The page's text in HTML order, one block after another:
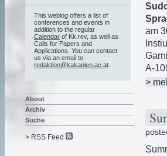
am
A-
>
This weblog offers a list of
conferences and events in
addition to the regular
Calendar of Kk.rev, as well as
Calls for Papers and
Applications. You can contact
us via an email to
redaktion@kakanien.ac.at
About
Archiv
Suche
> RSS Feed